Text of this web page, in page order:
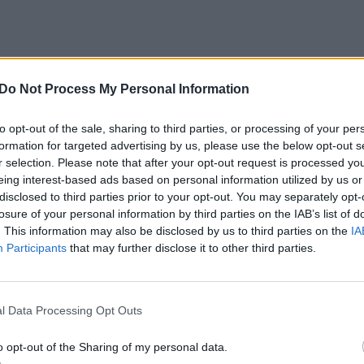
Do Not Process My Personal Information
opt-out of the sale, sharing to third parties, or processing of your
for targeted advertising by us, please use the below opt-out
selection. Please note that after your opt-out request is processed
interest-based ads based on personal information utilized by us
to third parties prior to your opt-out. You may separately
of your personal information by third parties on the IAB’s list of
This information may also be disclosed by us to third parties on the
Participants that may further disclose it to other third parties.
Data Processing Opt Outs
opt-out of the Sharing of my personal data.
nuplauname, užpilame vandeniu ir
per naktį). Nupilame vandenį ir
dedame į maisto smulkintuvą,
sutriname iki vientisos konsistencijos.
šokoladą ir maišant kaitiname, kol